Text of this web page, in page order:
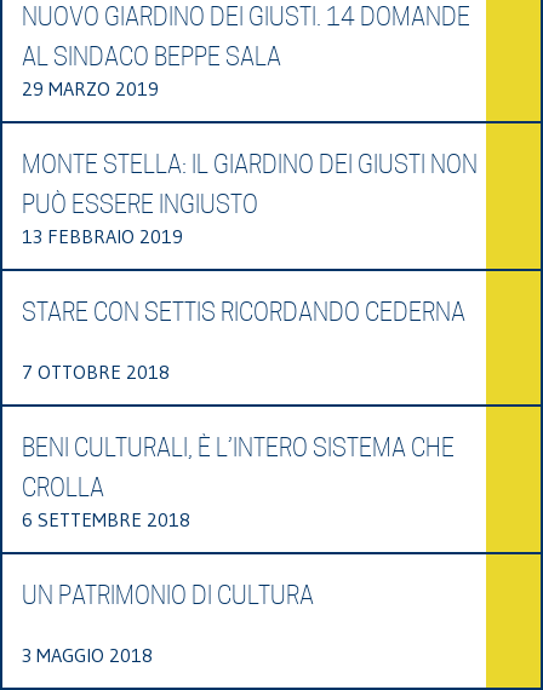
NUOVO GIARDINO DEI GIUSTI. 14 DOMANDE
AL SINDACO BEPPE SALA
29 MARZO 2019
MONTE STELLA: IL GIARDINO DEI GIUSTI NON
PUÒ ESSERE INGIUSTO
13 FEBBRAIO 2019
STARE CON SETTIS RICORDANDO CEDERNA
7 OTTOBRE 2018
BENI CULTURALI, È L’INTERO SISTEMA CHE
CROLLA
6 SETTEMBRE 2018
UN PATRIMONIO DI CULTURA
3 MAGGIO 2018